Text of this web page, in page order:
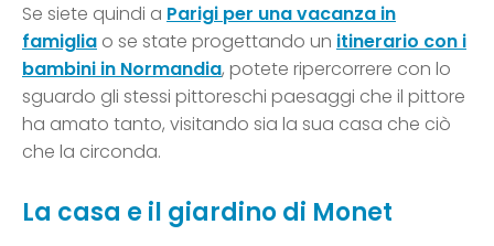
Se siete quindi a Parigi per una vacanza in
famiglia o se state progettando un itinerario con i
bambini in Normandia, potete ripercorrere con lo
sguardo gli stessi pittoreschi paesaggi che il pittore
ha amato tanto, visitando sia la sua casa che ciò
che la circonda.
La casa e il giardino di Monet